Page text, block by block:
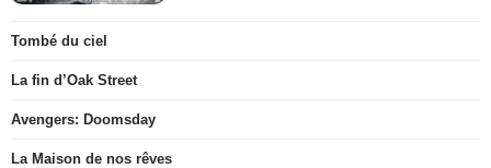
Tombé du ciel
La fin d’Oak Street
Avengers: Doomsday
La Maison de nos rêves